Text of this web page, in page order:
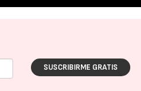
SUSCRIBIRME GRATIS